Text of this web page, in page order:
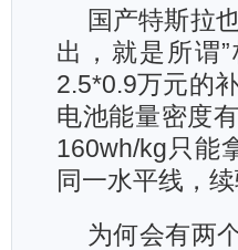
国产特斯拉
出，就是所谓
2.5*0.9万元的
电池能量密度
160wh/kg只能
同一水平线，
为何会有两